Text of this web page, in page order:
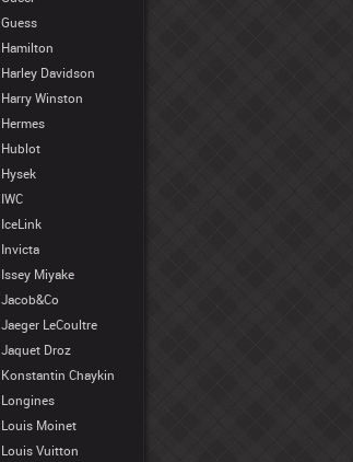
Guess
Hamilton
Harley Davidson
Harry Winston
Hermes
Hublot
Hysek
IWC
IceLink
Invicta
Issey Miyake
Jacob&Co
Jaeger LeCoultre
Jaquet Droz
Konstantin Chaykin
Longines
Louis Moinet
Louis Vuitton